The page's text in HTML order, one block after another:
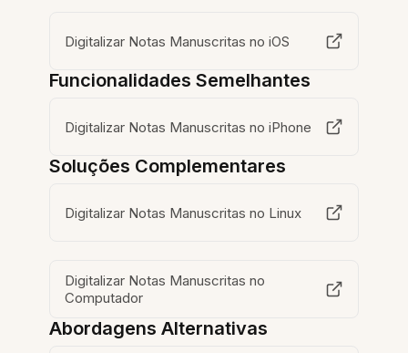
Digitalizar Notas Manuscritas no iOS
Funcionalidades Semelhantes
Digitalizar Notas Manuscritas no iPhone
Soluções Complementares
Digitalizar Notas Manuscritas no Linux
Digitalizar Notas Manuscritas no
Computador
Abordagens Alternativas